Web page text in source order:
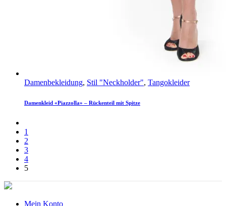
Damenbekleidung, Stil "Neckholder", Tangokleider
Damenkleid «Piazzolla» – Rückenteil mit Spitze
1
2
3
4
5
Mein Konto